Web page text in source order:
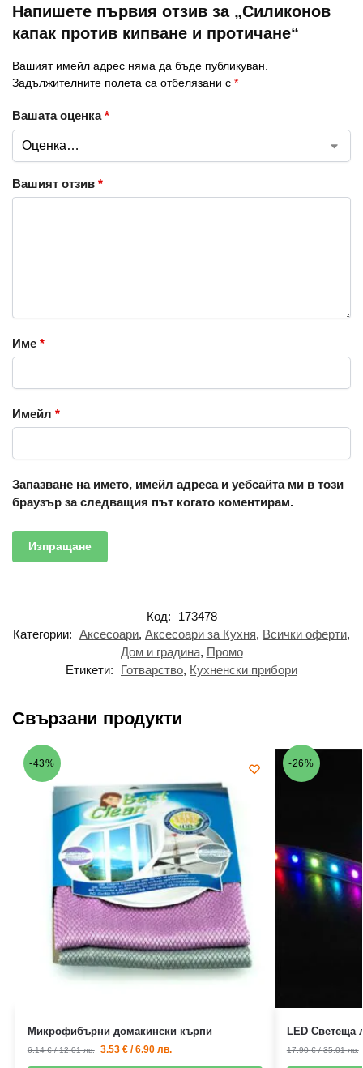
Напишете първия отзив за „Силиконов
капак против кипване и протичане“
Вашият имейл адрес няма да бъде публикуван.
Задължителните полета са отбелязани с *
Вашата оценка*
Вашият отзив *
Име *
Имейл *
Запазване на името, имейл адреса и уебсайта ми в този
браузър за следващия път когато коментирам.
Код:
173478
Категории: Аксесоари, Аксесоари за Кухня, Всички оферти,
Дом и градина, Промо
Етикети:
Готварство, Кухненски прибори
Свързани продукти
-43%
Микрофибърни домакински кърпи
6.14€ /12.01лв. 3.53 € /6.90 лв.
-26%
LED Светеща
17.90€ /35.01лв.